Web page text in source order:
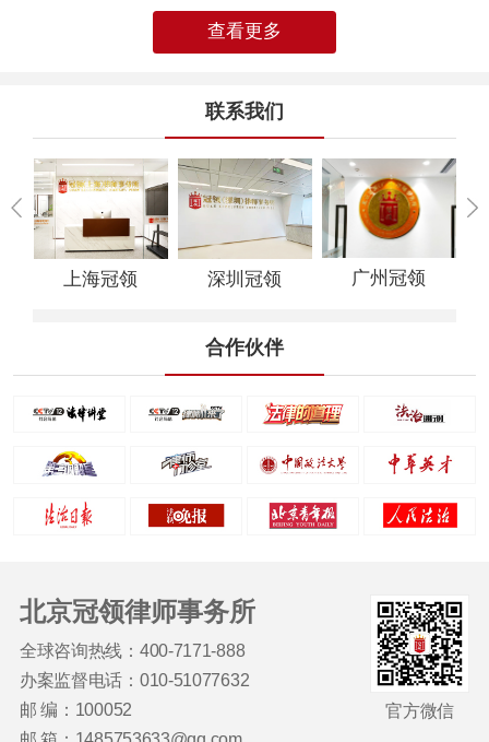
查看更多
联系我们
上海冠领 深圳冠领 广州冠领
合作伙伴
北京冠领律师事务所
全球咨询热线：400-7171-888
办案监督电话：010-51077632
邮 编：100052
官方微信